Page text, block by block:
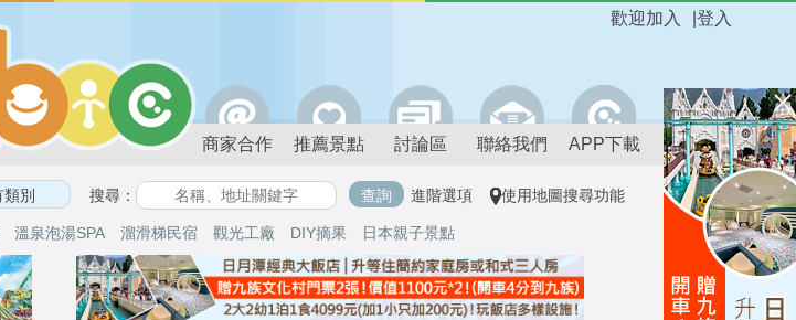
登入
歡迎加入
商家合作 推薦景點 討論區 聯絡我們 APP下載
搜尋： 進階選項 使用地圖搜尋功能
溫泉泡湯SPA 溜滑梯民宿 觀光工廠 DIY摘果 日本親子景點